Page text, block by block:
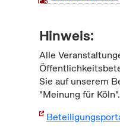
Hinweis:
Alle
Sie auf unserem
"Meinung für Köln".